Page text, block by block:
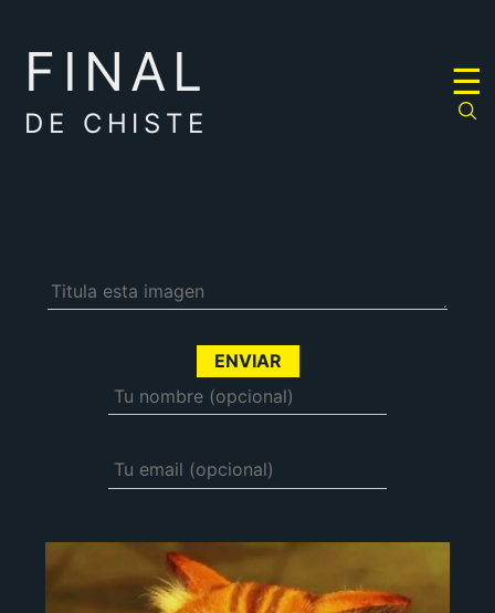
FINAL
DE CHISTE
☰